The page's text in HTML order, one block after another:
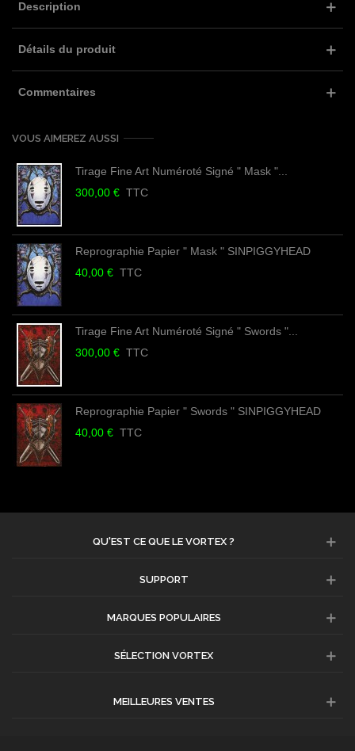
Description
Détails du produit
Commentaires
VOUS AIMEREZ AUSSI
Tirage Fine Art Numéroté Signé " Mask "...
300,00 € TTC
Reprographie Papier " Mask " SINPIGGYHEAD
40,00 € TTC
Tirage Fine Art Numéroté Signé " Swords "...
300,00 € TTC
Reprographie Papier " Swords " SINPIGGYHEAD
40,00 € TTC
QU'EST CE QUE LE VORTEX ?
SUPPORT
MARQUES POPULAIRES
SÉLECTION VORTEX
MEILLEURES VENTES